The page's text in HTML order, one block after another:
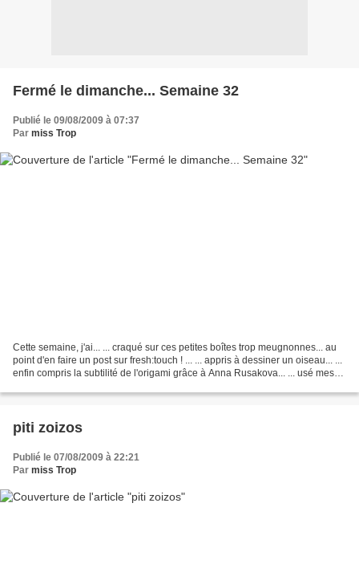
Fermé le dimanche... Semaine 32
Publié le 09/08/2009 à 07:37
Par miss Trop
Cette semaine, j'ai... ... craqué sur ces petites boîtes trop meugnonnes... au
point d'en faire un post sur fresh:touch ! ... ... appris à dessiner un oiseau... ...
enfin compris la subtilité de l'origami grâce à Anna Rusakova... ... usé mes
piti zoizos
Publié le 07/08/2009 à 22:21
Par miss Trop